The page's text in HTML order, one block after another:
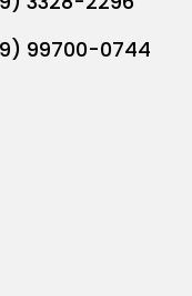
99700-0744